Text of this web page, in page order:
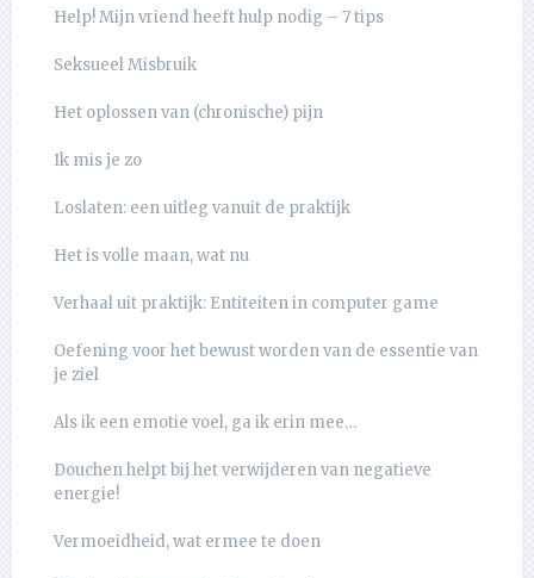
Help! Mijn vriend heeft hulp nodig – 7 tips
Seksueel Misbruik
Het oplossen van (chronische) pijn
Ik mis je zo
Loslaten: een uitleg vanuit de praktijk
Het is volle maan, wat nu
Verhaal uit praktijk: Entiteiten in computer game
Oefening voor het bewust worden van de essentie van
je ziel
Als ik een emotie voel, ga ik erin mee…
Douchen helpt bij het verwijderen van negatieve
energie!
Vermoeidheid, wat ermee te doen